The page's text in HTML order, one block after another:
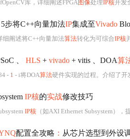
库，详细阐述FPGA图像处理IP核开发
5步将C++向量加法IP集成至Vivado
细阐述将C++向量加法算法转化为可综合IP核
、 HLS + vivado + vitis 、DOA算
- 1 - i将DOA算法硬件实现的过程。介绍了
IP核的实战修改技巧
IP核 （如AXI Ethernet Subsystem）
配置全攻略 ： 从芯片选型到外设